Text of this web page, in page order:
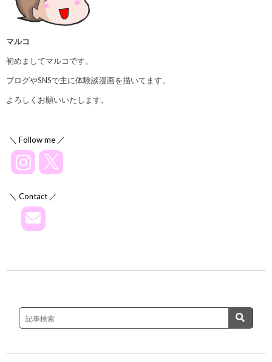
マルコ
初めましてマルコです。
ブログやSNSで主に体験談漫画を描いてます。
よろしくお願いいたします。
＼ Follow me ／
＼ Contact ／